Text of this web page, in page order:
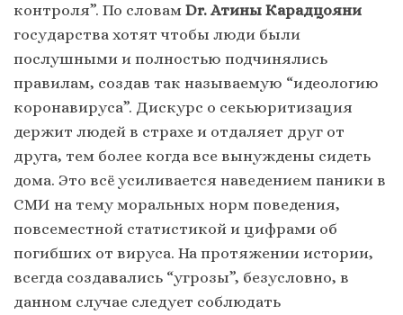
контроля”. По словам Dr. Атины Карадцояни
государства хотят чтобы люди были
послушными и полностью подчинялись
правилам, создав так называемую “идеологию
коронавируса”. Дискурс о секьюритизация
держит людей в страхе и отдаляет друг от
друга, тем более когда все вынуждены сидеть
дома. Это всё усиливается наведением паники в
СМИ на тему моральных норм поведения,
повсеместной статистикой и цифрами об
погибших от вируса. На протяжении истории,
всегда создавались “угрозы”, безусловно, в
данном случае следует соблюдать